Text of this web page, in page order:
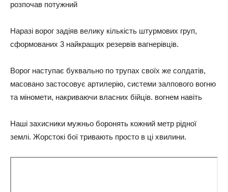
розпочав потужний
Наразі ворог задіяв велику кількість штурмових груп,
сформованих 3 найкращих резервів вагнерівців.
Ворог наступає буквально по трупах своїх же солдатів,
масовано застосовує артилерію, системи залпового вогню
та міномети, накриваючи власних бійців. вогнем навіть
Наші захисники мужньо боронять кожний метр рідної
землі. Жорстокі бої тривають просто в ці хвилини.